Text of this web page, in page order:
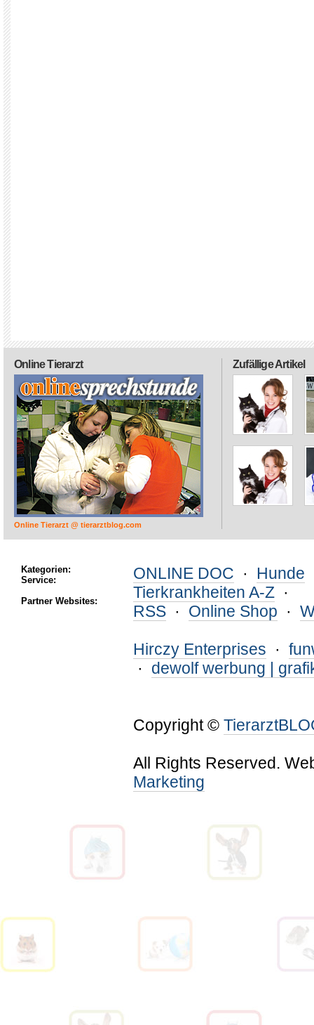
Zufällige Artikel
Online Tierarzt
Online Tierarzt @ tierarztblog.com
Kategorien:
Service:
Partner Websites:
ONLINE DOC · Hunde
Tierkrankheiten A-Z ·
RSS · Online Shop ·
Hirczy Enterprises ·
· dewolf werbung |
Copyright ©
All Rights Reserved.
Marketing